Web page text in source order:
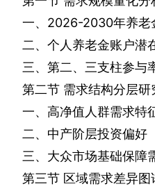
一、 2026-2030年养老
二、个人养老金账户潜
三、第二、三支柱参与
第二节 需求结构分层研
一、高净值人群需求特
二、中产阶层投资偏好
三、大众市场基础保障
第三节 区域需求差异图